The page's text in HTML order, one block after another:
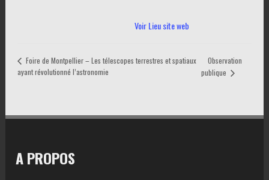
Voir Lieu site web
Foire de Montpellier – Les télescopes terrestres et spatiaux
ayant révolutionné l’astronomie
Observation
publique
A PROPOS